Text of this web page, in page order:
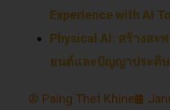
Experience with AI
Physical AI: สร้างสะ
ยนต์และปัญญาประดิ
Paing Thet Khine